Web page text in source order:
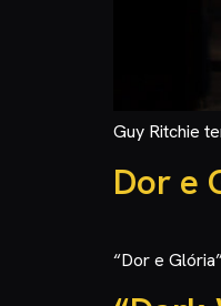
Guy Ritchie
Dor e
“Dor e